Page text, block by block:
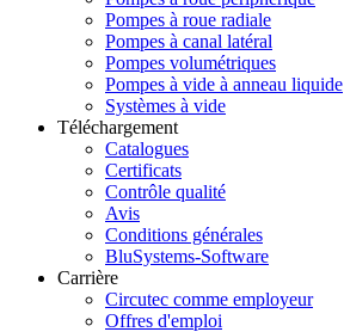
Pompes à roue radiale
Pompes à canal latéral
Pompes volumétriques
Pompes à vide à anneau liquide
Systèmes à vide
Téléchargement
Catalogues
Certificats
Contrôle qualité
Avis
Conditions générales
BluSystems-Software
Carrière
Circutec comme employeur
Offres d'emploi